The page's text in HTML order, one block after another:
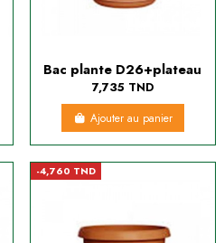
Bac plante D26+plateau
7,735 TND
Ajouter au panier
-4,760 TND